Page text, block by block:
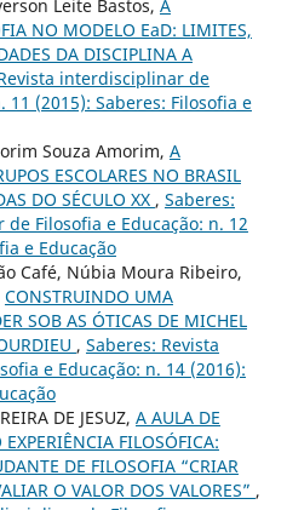
Leite Bastos, A
NO MODELO EaD: LIMITES,
DA DISCIPLINA A
interdisciplinar de
11 (2015): Saberes: Filosofia e
Souza Amorim, A
ESCOLARES NO BRASIL
DO SÉCULO XX , Saberes:
Filosofia e Educação: n. 12
e Educação
Café, Núbia Moura Ribeiro,
CONSTRUINDO UMA
SOB AS ÓTICAS DE MICHEL
, Saberes: Revista
e Educação: n. 14 (2016):
DE JESUZ, A AULA DE
FILOSÓFICA:
DE FILOSOFIA “CRIAR
O VALOR DOS VALORES” ,